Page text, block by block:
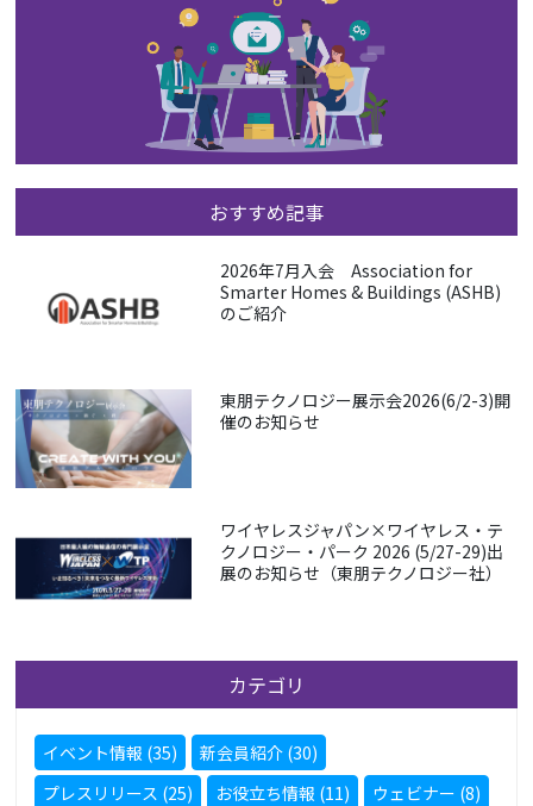
おすすめ記事
2026年7月入会 Association for
Smarter Homes & Buildings (ASHB)
のご紹介
東朋テクノロジー展示会2026(6/2-3)開
催のお知らせ
ワイヤレスジャパン×ワイヤレス・テ
クノロジー・パーク 2026 (5/27-29)出
展のお知らせ（東朋テクノロジー社）
カテゴリ
イベント情報 (35)
新会員紹介 (30)
プレスリリース (25)
お役立ち情報 (11)
ウェビナー (8)